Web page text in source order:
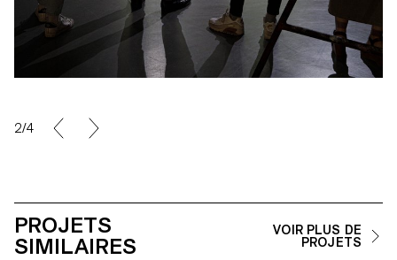
2/4
PROJETS
SIMILAIRES
VOIR PLUS DE
PROJETS